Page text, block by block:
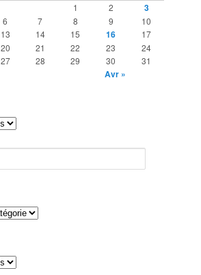
1 2 3
6 7 8 9
10
13 14 15 16
17
20 21 22 23
24
27 28 29 30 31
Avr »